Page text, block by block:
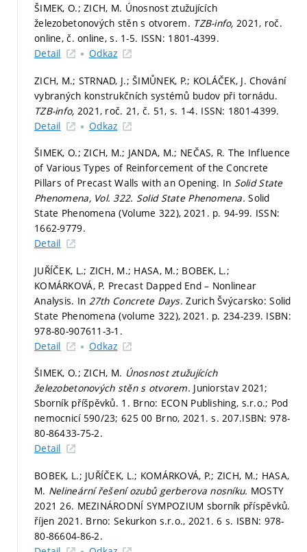
ŠIMEK, O.; ZICH, M. Únosnost ztužujících
železobetonových stěn s otvorem. TZB-info,2021, roč.
online, č. online,s. 1-5. ISSN: 1801-4399.
Detail
Odkaz
ZICH, M.; STRNAD, J.; ŠIMŮNEK, P.; KOLÁČEK, J. Chování
vybraných konstrukčních systémů budov při tornádu.
TZB-info, 2021, roč. 21, č. 51, s. 1-4. ISSN: 1801-4399.
Detail
Odkaz
ŠIMEK, O.; ZICH, M.; JANDA, M.; NEČAS, R. The Influence
of Various Types of Reinforcement of the Concrete
Pillars of Precast Walls with an Opening. In Solid State
Phenomena, Vol. 322. Solid State Phenomena.Solid
State Phenomena (Volume 322), 2021. p. 94-99. ISSN:
1662-9779.
Detail
JUŘÍČEK, L.; ZICH, M.; HASA, M.; BOBEK, L.;
KOMÁRKOVÁ, P. Precast Dapped End – Nonlinear
Analysis. In 27th Concrete Days.Zurich Švýcarsko: Solid
State Phenomena (volume 322), 2021. p. 234-239. ISBN:
978-80-907611-3-1.
Detail
Odkaz
ŠIMEK, O.; ZICH, M. Únosnost ztužujících
železobetonových stěn s otvorem. Juniorstav 2021;
Sborník příšpěvků. 1. Brno: ECON Publishing, s.r.o.; Pod
nemocnicí 590/23; 625 00 Brno, 2021.s. 207.ISBN: 978-
80-86433-75-2.
Detail
BOBEK, L.; JUŘÍČEK, L.; KOMÁRKOVÁ, P.; ZICH, M.; HASA,
M. Nelineární řešení ozubů gerberova nosníku. MOSTY
2021 26. MEZINÁRODNÍ SYMPOZIUM sborník příspěvků.
říjen 2021. Brno: Sekurkon s.r.o., 2021. 6 s. ISBN: 978-
80-86604-86-2.